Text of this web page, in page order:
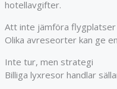
hotellavgifter.
Att inte jämföra flygplatser
Olika avreseorter kan ge
Inte tur, men strategi
Billiga lyxresor handlar